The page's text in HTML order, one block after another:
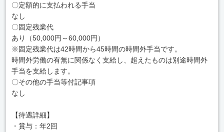
〇定額的に支払われる手当
なし
〇固定残業代
あり（50,000円～60,000円）
※固定残業代は42時間から45時間の時間外手当です。
時間外労働の有無に関係なく支給し、超えたものは別途時間外
手当を支給します。
〇その他の手当等付記事項
なし
【待遇詳細】
・賞与：年2回